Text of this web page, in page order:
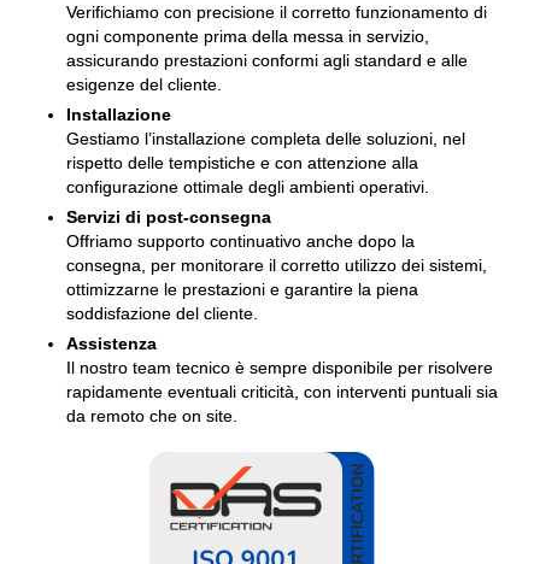
Verifichiamo con precisione il corretto funzionamento di
ogni componente prima della messa in servizio,
assicurando prestazioni conformi agli standard e alle
esigenze del cliente.
Installazione
Gestiamo l’installazione completa delle soluzioni, nel
rispetto delle tempistiche e con attenzione alla
configurazione ottimale degli ambienti operativi.
Servizi di post-consegna
Offriamo supporto continuativo anche dopo la
consegna, per monitorare il corretto utilizzo dei sistemi,
ottimizzarne le prestazioni e garantire la piena
soddisfazione del cliente.
Assistenza
Il nostro team tecnico è sempre disponibile per risolvere
rapidamente eventuali criticità, con interventi puntuali sia
da remoto che on site.